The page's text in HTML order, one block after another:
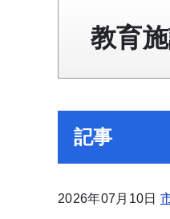
教育
記事
2026年07月10日